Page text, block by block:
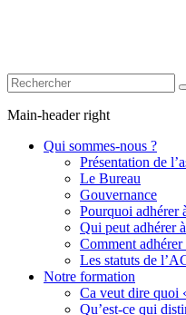
Main-header right
Qui sommes-nous ?
Présentation de
Le Bureau
Gouvernance
Pourquoi adhérer
Qui peut adhérer
Comment
Les statuts de
Notre formation
Ca veut dire quoi
Qu’est-ce qui